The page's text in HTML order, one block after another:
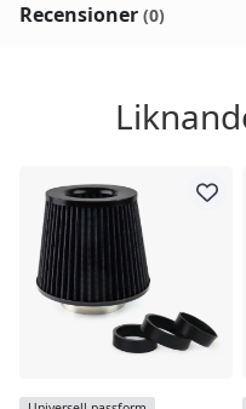
Recensioner (0)